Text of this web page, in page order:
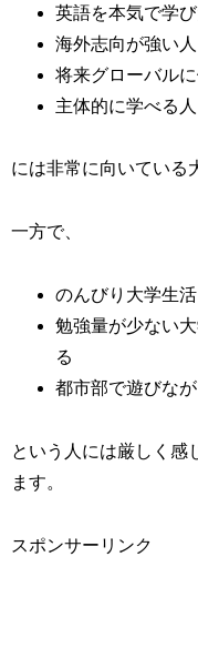
英語を本気で学び
海外志向が強い人
将来グローバル
主体的に学べる人
には非常に向いている
一方で、
のんびり大学生
勉強量が少ない
る
都市部で遊びな
という人には厳しく感
ます。
スポンサーリンク